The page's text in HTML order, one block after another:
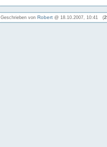
Geschrieben von Robert @ 18.10.2007, 10:41 (